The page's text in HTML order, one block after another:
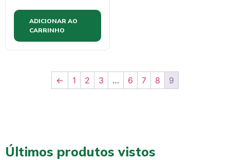
ADICIONAR AO
CARRINHO
← 1 2 3 … 6 7 8 9
Últimos produtos vistos